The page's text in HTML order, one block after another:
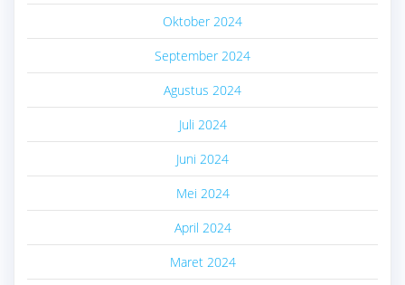
Oktober 2024
September 2024
Agustus 2024
Juli 2024
Juni 2024
Mei 2024
April 2024
Maret 2024